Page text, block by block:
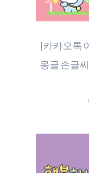
[카카오톡
몽글 손글